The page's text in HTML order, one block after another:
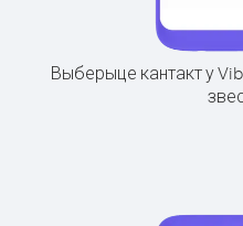
Выберыце кантакт у